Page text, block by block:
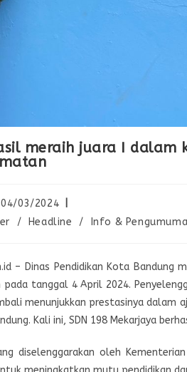
meraih juara I dalam
04/03/2024
/ Headline / Info &
– Dinas Pendidikan Kota Bandung
tanggal 4 April 2024.
menunjukkan prestasinya dalam
Kali ini, SDN 198 Mekarjaya
diselenggarakan oleh